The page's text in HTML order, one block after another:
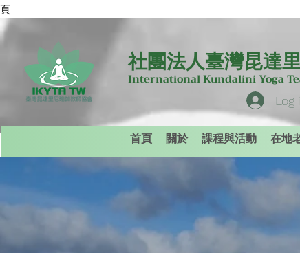
社團法人臺灣昆達
International Kundalini Yoga
Log
首頁 關於 課程與活動 在地